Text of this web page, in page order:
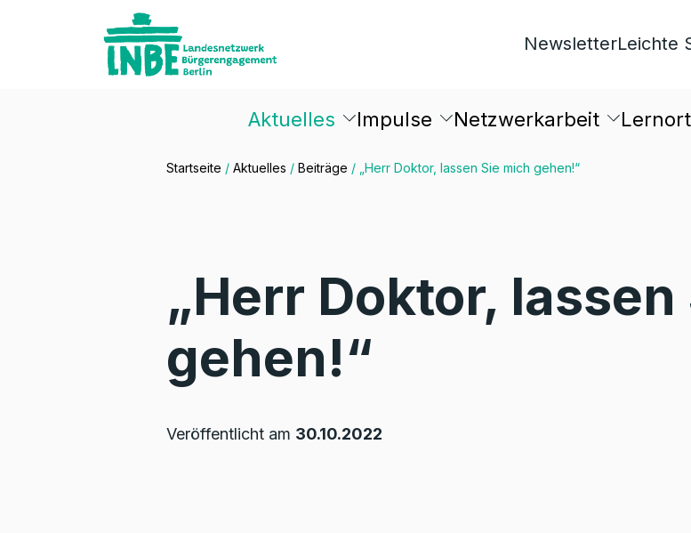
NewsletterLeichte
Aktuelles Impulse Netzwerkarbeit Lernort
Startseite / Aktuelles / Beiträge / „Herr Doktor, lassen Sie mich gehen!“
„Herr Doktor, lassen
gehen!“
Veröffentlicht am 30.10.2022